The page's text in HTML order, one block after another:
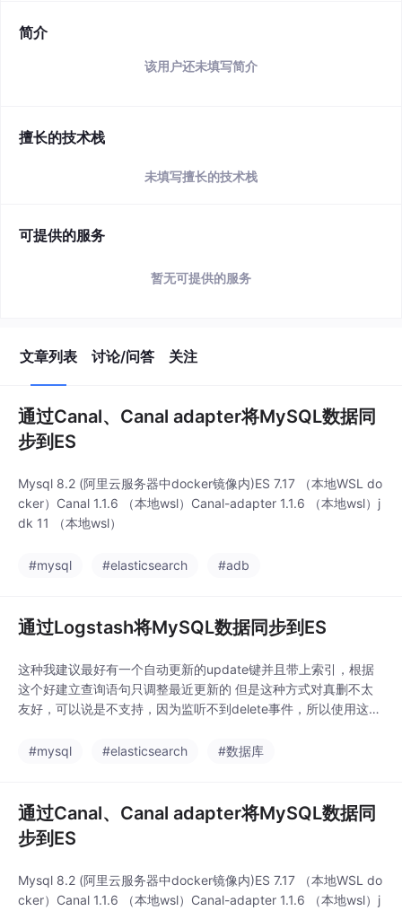
简介
该用户还未填写简介
擅长的技术栈
未填写擅长的技术栈
可提供的服务
暂无可提供的服务
文章列表 讨论/问答 关注
通过Canal、Canal adapter将MySQL数据同
步到ES
Mysql 8.2 (阿里云服务器中docker镜像内)ES 7.17 （本地WSL do
cker）Canal 1.1.6 （本地wsl）Canal-adapter 1.1.6 （本地wsl）j
dk 11 （本地wsl）
#mysql #elasticsearch #adb
通过Logstash将MySQL数据同步到ES
这种我建议最好有一个自动更新的update键并且带上索引，根据
这个好建立查询语句只调整最近更新的 但是这种方式对真删不太
友好，可以说是不支持，因为监听不到delete事件，所以使用这种
他会一直轮询查询，初次表大的话可以带上limit限制，因为Logsta
#mysql #elasticsearch #数据库
通过Canal、Canal adapter将MySQL数据同
步到ES
Mysql 8.2 (阿里云服务器中docker镜像内)ES 7.17 （本地WSL do
cker）Canal 1.1.6 （本地wsl）Canal-adapter 1.1.6 （本地wsl）j